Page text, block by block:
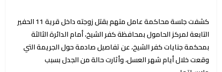
كشفت جلسة محاكمة عامل متهم بقتل زوجته داخل قرية 11 الحفير
التابعة لمركز الحامول بمحافظة كفر الشيخ، أمام الدائرة الثالثة
بمحكمة جنايات كفر الشيخ، عن تفاصيل صادمة حول الجريمة التي
وقعت خلال أيام شهر العسل، وأثارت حالة من الجدل بسبب